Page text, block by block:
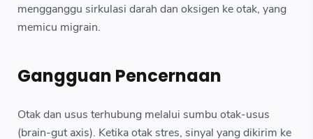
mengganggu sirkulasi darah dan oksigen ke otak, yang
memicu migrain.
Gangguan Pencernaan
Otak dan usus terhubung melalui sumbu otak-usus
(brain-gut axis). Ketika otak stres, sinyal yang dikirim ke